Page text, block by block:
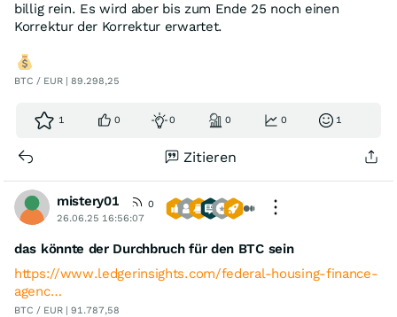
billig rein. Es wird aber bis zum Ende 25 noch einen
Korrektur der Korrektur erwartet.
BTC / EUR | 89.298,25
1 0 0 0 0 1
Zitieren
mistery01
0
26.06.25 16:56:07
das könnte der Durchbruch für den BTC sein
https://www.ledgerinsights.com/federal-housing-finance-
agenc…
BTC / EUR | 91.787,58